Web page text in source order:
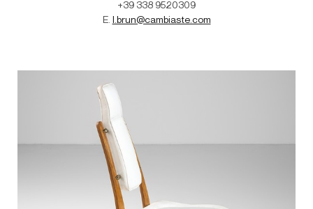
+39 338 9520309
E. l.brun@cambiaste.com